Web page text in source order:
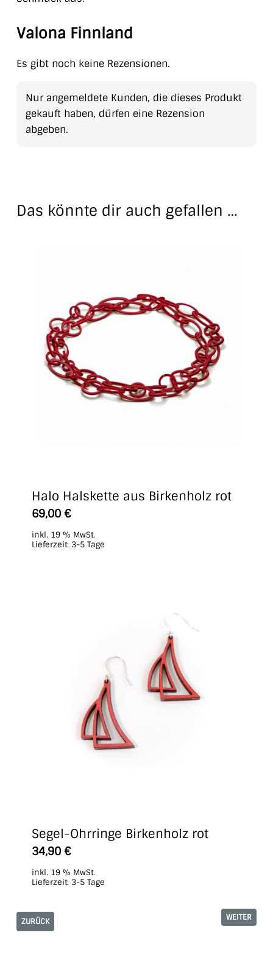
Valona Finnland
Es gibt noch keine Rezensionen.
Nur angemeldete Kunden, die dieses Produkt
gekauft haben, dürfen eine Rezension
abgeben.
Das könnte dir auch gefallen …
Halo Halskette aus Birkenholz rot
69,00 €
inkl. 19 % MwSt.
Lieferzeit: 3-5 Tage
Segel-Ohrringe Birkenholz rot
34,90 €
inkl. 19 % MwSt.
Lieferzeit: 3-5 Tage
ZURÜCK WEITER